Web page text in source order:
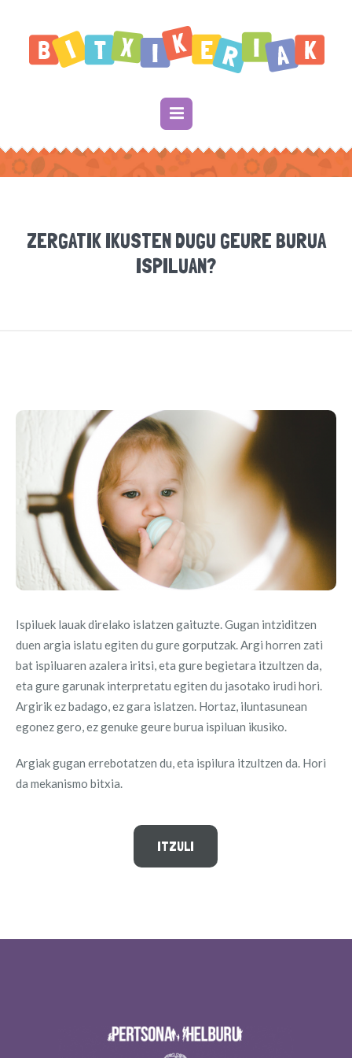
ZERGATIK IKUSTEN DUGU GEURE BURUA
ISPILUAN?
Ispiluek lauak direlako islatzen gaituzte. Gugan intziditzen
duen argia islatu egiten du gure gorputzak. Argi horren zati
bat ispiluaren azalera iritsi, eta gure begietara itzultzen da,
eta gure garunak interpretatu egiten du jasotako irudi hori.
Argirik ez badago, ez gara islatzen. Hortaz, iluntasunean
egonez gero, ez genuke geure burua ispiluan ikusiko.
Argiak gugan errebotatzen du, eta ispilura itzultzen da. Hori
da mekanismo bitxia.
ITZULI